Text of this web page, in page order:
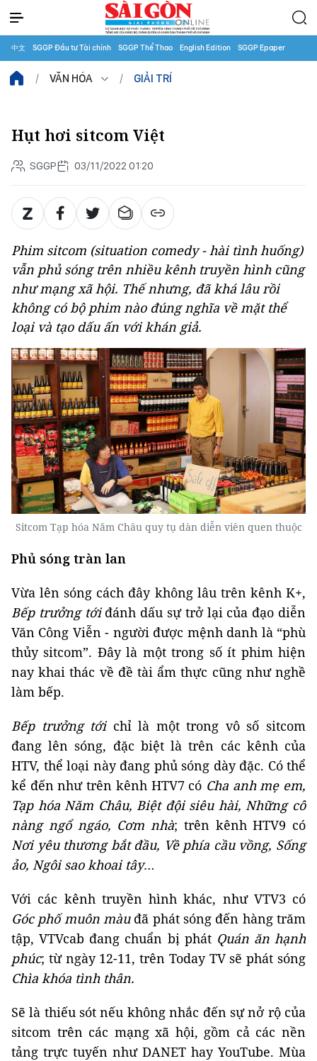
中文 SGGP Đầu tư Tài chính SGGP Thể Thao English Edition SGGP Epaper
VĂN HÓA GIẢI TRÍ
Hụt hơi sitcom Việt
SGGP 03/11/2022 01:20
Phim sitcom (situation comedy - hài tình huống)
vẫn phủ sóng trên nhiều kênh truyền hình cũng
như mạng xã hội. Thế nhưng, đã khá lâu rồi
không có bộ phim nào đúng nghĩa về mặt thể
loại và tạo dấu ấn với khán giả.
Sitcom Tạp hóa Năm Châu quy tụ dàn diễn viên quen thuộc
Phủ sóng tràn lan
Vừa lên sóng cách đây không lâu trên kênh K+,
Bếp trưởng tới đánh dấu sự trở lại của đạo diễn
Văn Công Viễn - người được mệnh danh là “phù
thủy sitcom”. Đây là một trong số ít phim hiện
nay khai thác về đề tài ẩm thực cũng như nghề
làm bếp.
Bếp trưởng tới chỉ là một trong vô số sitcom
đang lên sóng, đặc biệt là trên các kênh của
HTV, thể loại này đang phủ sóng dày đặc. Có thể
kể đến như trên kênh HTV7 có Cha anh mẹ em,
Tạp hóa Năm Châu, Biệt đội siêu hài, Những cô
nàng ngổ ngáo, Cơm nhà; trên kênh HTV9 có
Nơi yêu thương bắt đầu, Về phía cầu vồng, Sống
ảo, Ngôi sao khoai tây…
Với các kênh truyền hình khác, như VTV3 có
Góc phố muôn màuđã phát sóng đến hàng trăm
tập, VTVcab đang chuẩn bị phát Quán ăn hạnh
phúc; từ ngày 12-11, trên Today TV sẽ phát sóng
Chìa khóa tình thân.
Sẽ là thiếu sót nếu không nhắc đến sự nở rộ của
sitcom trên các mạng xã hội, gồm cả các nền
tảng trực tuyến như DANET hay YouTube. Mùa